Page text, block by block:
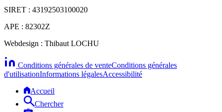
SIRET : 43192503100020
APE : 82302Z
Webdesign : Thibaut LOCHU
Conditions générales de venteConditions générales
d'utilisationInformations légalesAccessibilité
Accueil
Chercher